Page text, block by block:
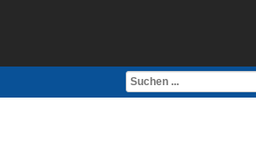
Impressum